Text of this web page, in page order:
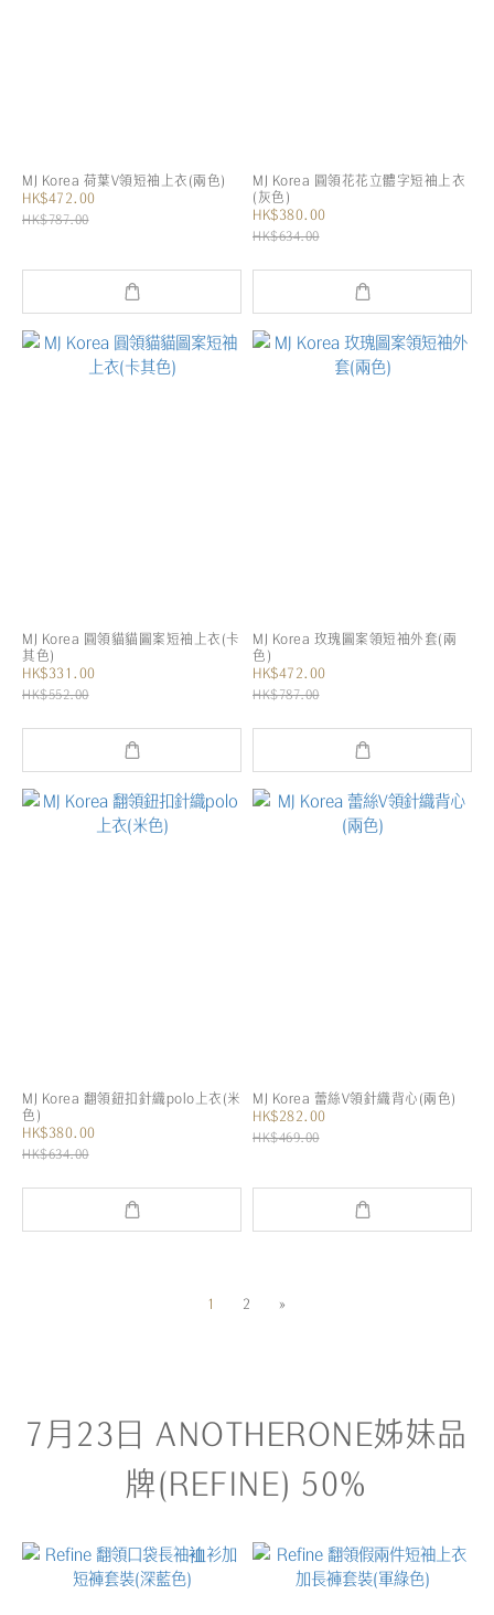
MJ Korea 荷葉V領短袖上衣(兩色)
HK$472.00
HK$787.00
MJ Korea 圓領花花立體字短袖上衣
(灰色)
HK$380.00
HK$634.00
MJ Korea 圓領貓貓圖案短袖上衣(卡
其色)
HK$331.00
HK$552.00
MJ Korea 玫瑰圖案領短袖外套(兩
色)
HK$472.00
HK$787.00
MJ Korea 翻領鈕扣針織polo上衣(米
色)
HK$380.00
HK$634.00
MJ Korea 蕾絲V領針織背心(兩色)
HK$282.00
HK$469.00
1 2 »
7月23日 ANOTHERONE姊妹品
牌(REFINE) 50%